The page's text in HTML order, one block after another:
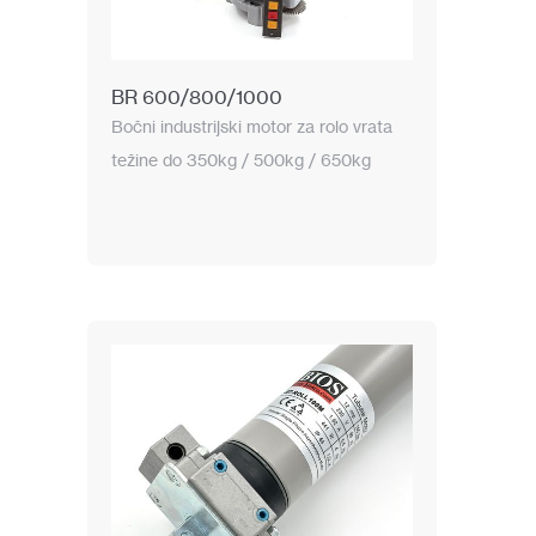
BR 600/800/1000
Bočni industrijski motor za rolo vrata
težine do 350kg / 500kg / 650kg